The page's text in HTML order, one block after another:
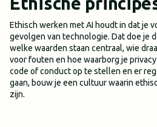
Ethisch werken met AI houdt in dat je
gevolgen van technologie. Dat doe je
welke waarden staan centraal, wie
voor fouten en hoe waarborg je
code of conduct op te stellen en er
gaan, bouw je een cultuur waarin
zijn.